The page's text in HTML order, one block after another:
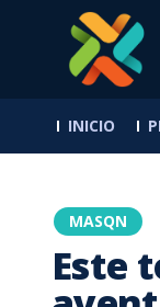
INICIO
MASQN
Este